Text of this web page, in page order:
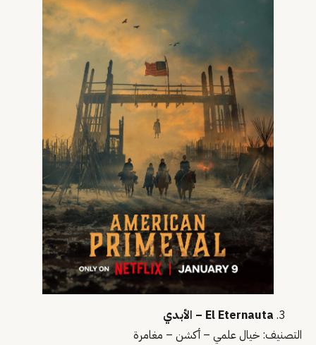
El Eternauta – الأبدي
التصنيف: خيال علمي – أكشن – مغامرة